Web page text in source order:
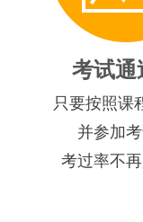
考试通
只要按照课
并参加考
考过率不